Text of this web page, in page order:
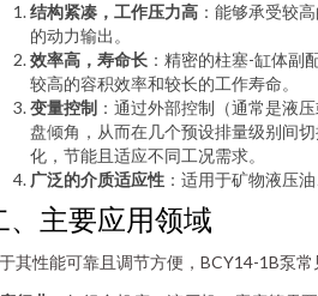
结构紧凑，工作压力高 ：能够承受较
的动力输出。
效率高，寿命长 ：精密的柱塞-缸体副
较高的容积效率和较长的工作寿命。
变量控制 ：通过外部控制（通常是液
盘倾角，从而在几个预设排量级别间
化，节能且适应不同工况需求。
广泛的介质适应性 ：适用于矿物液压
、主要应用领域
其性能可靠且调节方便，BCY14-1B泵常